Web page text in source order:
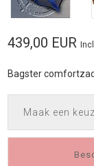
439,00 EUR
Bagster
Maak een